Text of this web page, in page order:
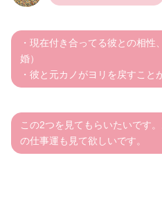
・現在付き合ってる彼との相性
婚）
・彼と元カノがヨリを戻すこと
この2つを見てもらいたいです
の仕事運も見て欲しいです。